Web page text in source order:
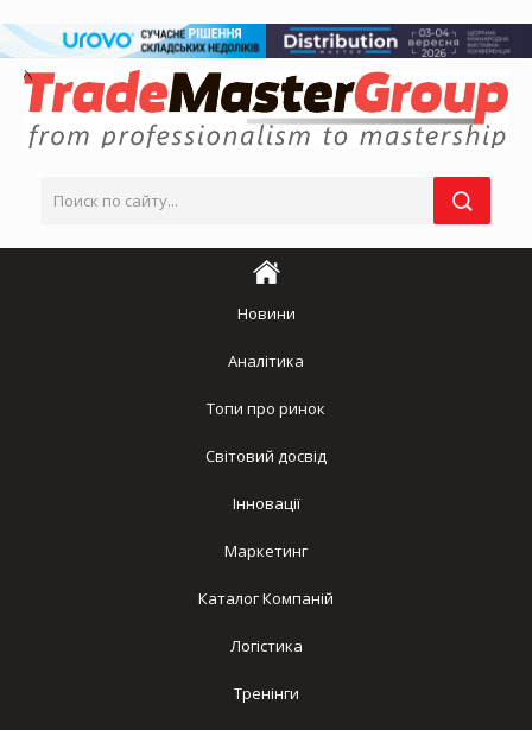
Новини
Аналітика
Топи про ринок
Світовий досвід
Інновації
Маркетинг
Каталог Компаній
Логістика
Тренінги